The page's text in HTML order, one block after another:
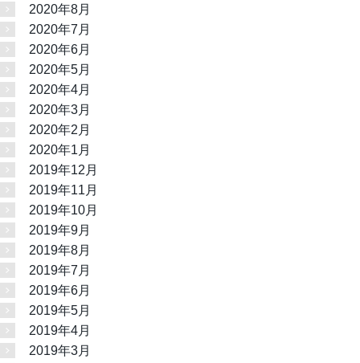
2020年8月
2020年7月
2020年6月
2020年5月
2020年4月
2020年3月
2020年2月
2020年1月
2019年12月
2019年11月
2019年10月
2019年9月
2019年8月
2019年7月
2019年6月
2019年5月
2019年4月
2019年3月